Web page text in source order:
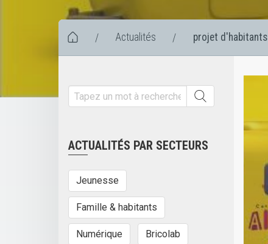
/ Actualités / projet d'habitants
ACTUALITÉS PAR SECTEURS
Jeunesse
Famille & habitants
Numérique Bricolab